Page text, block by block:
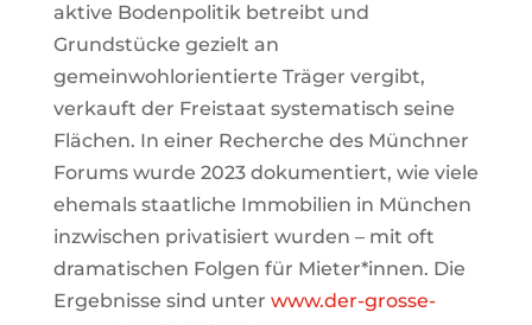
aktive Bodenpolitik betreibt und
Grundstücke gezielt an
gemeinwohlorientierte Träger vergibt,
verkauft der Freistaat systematisch seine
Flächen. In einer Recherche des Münchner
Forums wurde 2023 dokumentiert, wie viele
ehemals staatliche Immobilien in München
inzwischen privatisiert wurden – mit oft
dramatischen Folgen für Mieter*innen. Die
Ergebnisse sind unter www.der-grosse-